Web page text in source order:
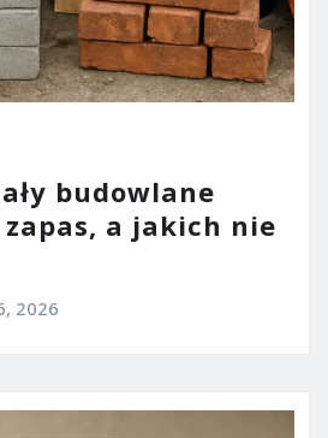
budowlane
a jakich nie
2026